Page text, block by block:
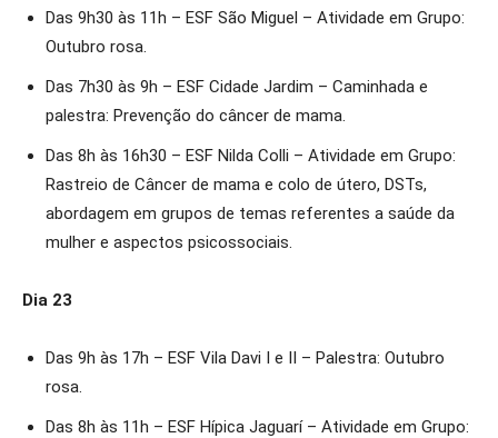
Das 9h30 às 11h – ESF São Miguel – Atividade em Grupo:
Outubro rosa.
Das 7h30 às 9h – ESF Cidade Jardim – Caminhada e
palestra: Prevenção do câncer de mama.
Das 8h às 16h30 – ESF Nilda Colli – Atividade em Grupo:
Rastreio de Câncer de mama e colo de útero, DSTs,
abordagem em grupos de temas referentes a saúde da
mulher e aspectos psicossociais.
Dia 23
Das 9h às 17h – ESF Vila Davi I e II – Palestra: Outubro
rosa.
Das 8h às 11h – ESF Hípica Jaguarí – Atividade em Grupo: